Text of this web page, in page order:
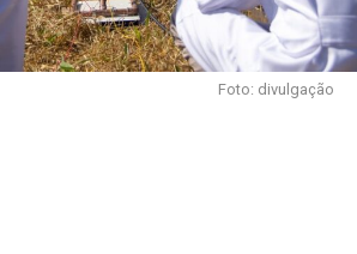
Foto: divulgação